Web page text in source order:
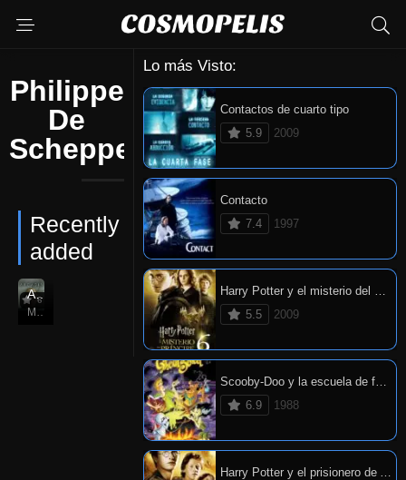
Philippe
De
Schepper
Recently
added
6
Arcadia
Lo más Visto:
Contactos de cuarto tipo
5.9
2009
Contacto
7.4
1997
Harry Potter y el misterio del príncipe
5.5
2009
Scooby-Doo y la escuela de fantasmas
6.9
1988
Harry Potter y el prisionero de Azkaban